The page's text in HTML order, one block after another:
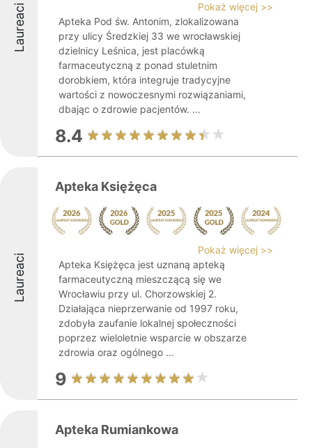
Laureaci
Pokaż więcej >>
Apteka Pod św. Antonim, zlokalizowana
przy ulicy Średzkiej 33 we wrocławskiej
dzielnicy Leśnica, jest placówką
farmaceutyczną z ponad stuletnim
dorobkiem, która integruje tradycyjne
wartości z nowoczesnymi rozwiązaniami,
dbając o zdrowie pacjentów. ...
8.4
Laureaci
Apteka Księżęca
Pokaż więcej >>
Apteka Księżęca jest uznaną apteką
farmaceutyczną mieszczącą się we
Wrocławiu przy ul. Chorzowskiej 2.
Działająca nieprzerwanie od 1997 roku,
zdobyła zaufanie lokalnej społeczności
poprzez wieloletnie wsparcie w obszarze
zdrowia oraz ogólnego ...
9
Apteka Rumiankowa